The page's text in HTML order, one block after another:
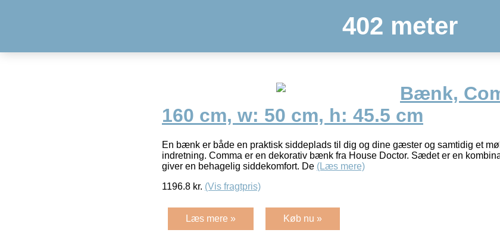
402 meter
Bænk,
160 cm, w: 50 cm, h: 45.5 cm
En bænk er både en praktisk siddeplads til dig og dine gæster og samtidig et
indretning. Comma er en dekorativ bænk fra House Doctor. Sædet er en
giver en behagelig siddekomfort. De (Læs mere)
1196.8 kr. (Vis fragtpris)
Læs mere » Køb nu »